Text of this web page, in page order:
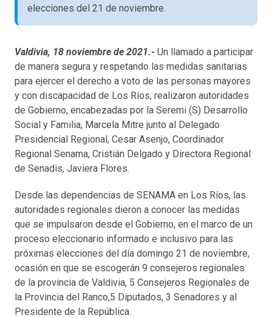
elecciones del 21 de noviembre.
Valdivia, 18 noviembre de 2021.- Un llamado a participar
de manera segura y respetando las medidas sanitarias
para ejercer el derecho a voto de las personas mayores
y con discapacidad de Los Ríos, realizaron autoridades
de Gobierno, encabezadas por la Seremi (S) Desarrollo
Social y Familia, Marcela Mitre junto al Delegado
Presidencial Regional, Cesar Asenjo, Coordinador
Regional Senama, Cristián Delgado y Directora Regional
de Senadis, Javiera Flores.
Desde las dependencias de SENAMA en Los Ríos, las
autoridades regionales dieron a conocer las medidas
que se impulsaron desde el Gobierno, en el marco de un
proceso eleccionario informado e inclusivo para las
próximas elecciones del día domingo 21 de noviembre,
ocasión en que se escogerán 9 consejeros regionales
de la provincia de Valdivia, 5 Consejeros Regionales de
la Provincia del Ranco,5 Diputados, 3 Senadores y al
Presidente de la República.